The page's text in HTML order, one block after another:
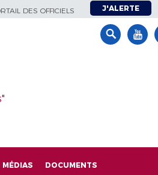
DES OFFICIELS J'ALERTE
MÉDIAS DOCUMENTS